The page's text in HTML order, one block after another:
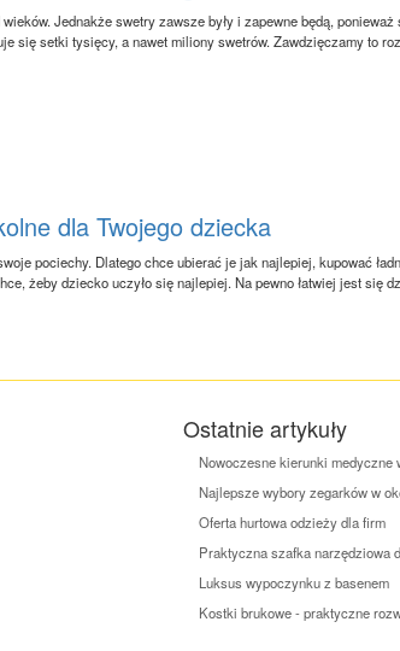
wieków. Jednakże swetry zawsze były i zapewne będą,
się setki tysięcy, a nawet miliony swetrów. Zawdzięczamy to
dla Twojego dziecka
pociechy. Dlatego chce ubierać je jak najlepiej, kupować
żeby dziecko uczyło się najlepiej. Na pewno łatwiej jest się
Ostatnie artykuły
Nowoczesne kierunki medyczne
Najlepsze wybory zegarków w
Oferta hurtowa odzieży dla firm
Praktyczna szafka narzędziowa
Luksus wypoczynku z basenem
Kostki brukowe - praktyczne